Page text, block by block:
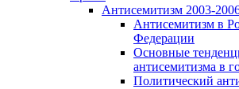
Антисемитизм 2003-
Антисемитизм в
Федерации
Основные
антисемитизма в
Политический